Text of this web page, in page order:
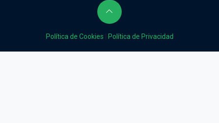
Política de Cookies Política de Privacidad